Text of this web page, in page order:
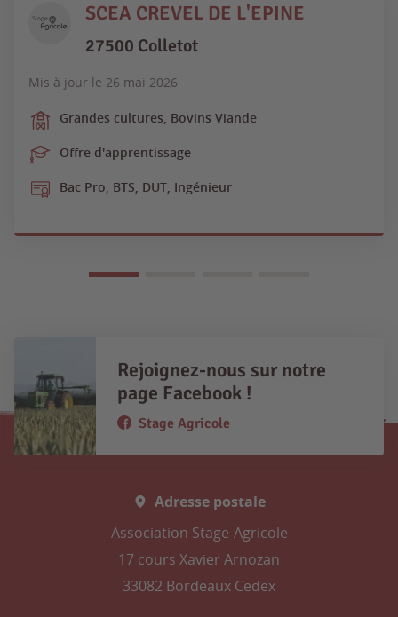
SCEA CREVEL DE L'EPINE
27500 Colletot
Mis à jour le 26 mai 2026
Grandes cultures, Bovins Viande
Offre d'apprentissage
Bac Pro, BTS, DUT, Ingénieur
Rejoignez-nous sur notre
page Facebook !
Stage Agricole
Adresse postale
Association Stage-Agricole
17 cours Xavier Arnozan
33082 Bordeaux Cedex